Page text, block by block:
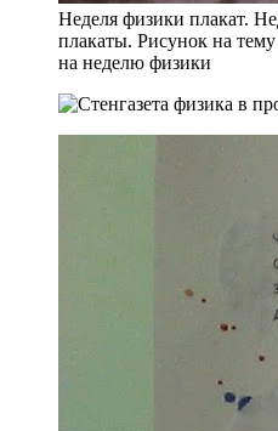
Неделя физики плакат.
плакаты. Рисунок на
на неделю физики